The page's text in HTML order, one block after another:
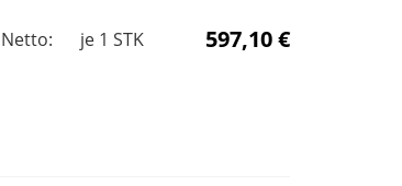
Netto: je 1 STK 597,10 €